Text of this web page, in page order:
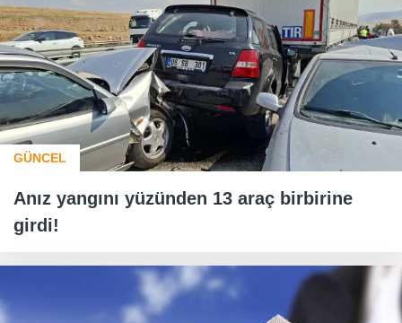
GÜNCEL
Anız yangını yüzünden 13 araç birbirine
girdi!